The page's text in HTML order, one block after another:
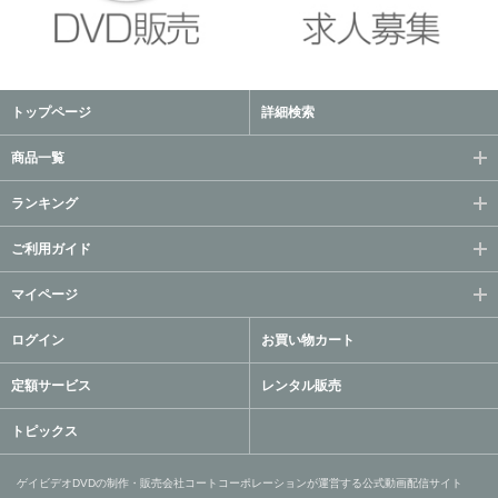
トップページ 詳細検索
商品一覧
ランキング
ご利用ガイド
マイページ
ログイン お買い物カート
定額サービス レンタル販売
トピックス
ゲイビデオDVDの制作・販売会社コートコーポレーションが運営する公式動画配信サイト